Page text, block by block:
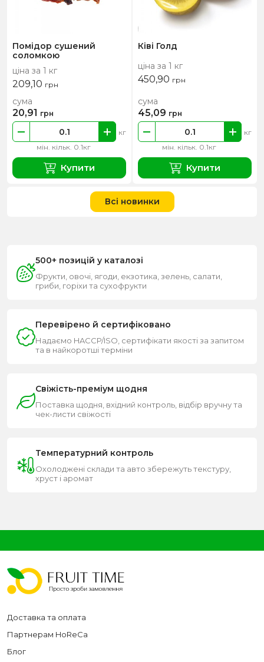
Помідор сушений
соломкою
ціна за 1 кг
209,10 грн
мін. кільк. 0.1кг
кг
сума
20,91 грн
Купити
Ківі Голд
ціна за 1 кг
450,90 грн
мін. кільк. 0.1кг
кг
сума
45,09 грн
Купити
Всі новинки
500+ позицій у каталозі
Фрукти, овочі, ягоди, екзотика, зелень, салати,
гриби, горіхи та сухофрукти
Перевірено й сертифіковано
Надаємо HACCP/ISO, сертифікати якості за запитом
та в найкоротші терміни
Свіжість-преміум щодня
Поставка щодня, вхідний контроль, відбір вручну та
чек-листи свіжості
Температурний контроль
Охолоджені склади та авто збережуть текстуру,
хруст і аромат
Доставка та оплата
Партнерам HoReCa
Блог